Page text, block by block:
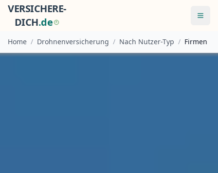
VERSICHERE-
DICH.de
Home / Drohnenversicherung / Nach Nutzer-Typ / Firmen